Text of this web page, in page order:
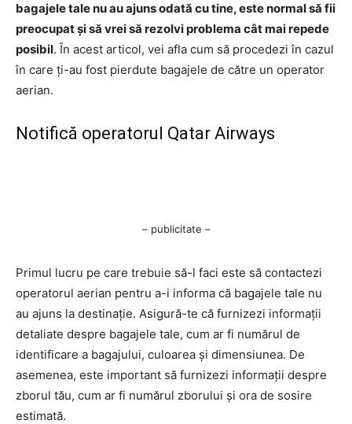
bagajele tale nu au ajuns odată cu tine, este normal să fii
preocupat și să vrei să rezolvi problema cât mai repede
posibil. În acest articol, vei afla cum să procedezi în cazul
în care ți-au fost pierdute bagajele de către un operator
aerian.
Notifică operatorul Qatar Airways
– publicitate –
Primul lucru pe care trebuie să-l faci este să contactezi
operatorul aerian pentru a-i informa că bagajele tale nu
au ajuns la destinație. Asigură-te că furnizezi informații
detaliate despre bagajele tale, cum ar fi numărul de
identificare a bagajului, culoarea și dimensiunea. De
asemenea, este important să furnizezi informații despre
zborul tău, cum ar fi numărul zborului și ora de sosire
estimată.